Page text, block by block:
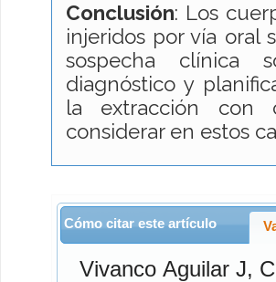
Conclusión: Los
injeridos por vía oral
sospecha clínica
diagnóstico y
la extracción con
considerar en estos
Cómo citar este artículo
Vivanco AguilarJ,